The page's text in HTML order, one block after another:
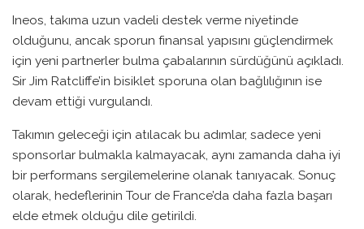
Ineos, takıma uzun vadeli destek verme niyetinde
olduğunu, ancak sporun finansal yapısını güçlendirmek
için yeni partnerler bulma çabalarının sürdüğünü açıkladı.
Sir Jim Ratcliffe’in bisiklet sporuna olan bağlılığının ise
devam ettiği vurgulandı.
Takımın geleceği için atılacak bu adımlar, sadece yeni
sponsorlar bulmakla kalmayacak, aynı zamanda daha iyi
bir performans sergilemelerine olanak tanıyacak. Sonuç
olarak, hedeflerinin Tour de France’da daha fazla başarı
elde etmek olduğu dile getirildi.